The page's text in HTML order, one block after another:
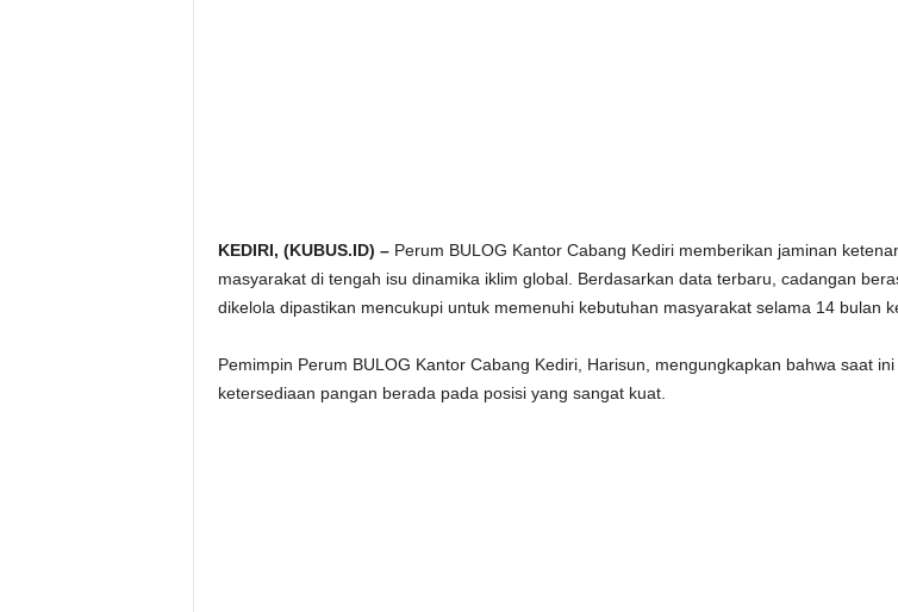
KEDIRI, (KUBUS.ID) –Perum BULOG Kantor Cabang Kediri memberikan jaminan
masyarakat di tengah isu dinamika iklim global. Berdasarkan data terbaru, cadangan
dikelola dipastikan mencukupi untuk memenuhi kebutuhan masyarakat selama 14 bulan
Pemimpin Perum BULOG Kantor Cabang Kediri, Harisun, mengungkapkan bahwa saat ini
ketersediaan pangan berada pada posisi yang sangat kuat.